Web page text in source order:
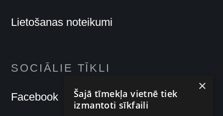
Lietošanas noteikumi
SOCIĀLIE TĪKLI
Facebook
×
Šajā tīmekļa vietnē tiek
izmantoti sīkfaili